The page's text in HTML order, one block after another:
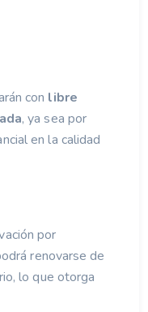
con libre
, ya sea por
en la calidad
por
renovarse de
lo que otorga